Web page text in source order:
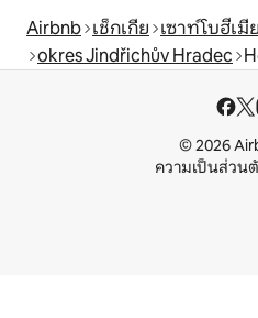
Airbnb เช็กเกีย เซาท์โบฮีเมีย
okres Jindřichův Hradec
© 2026
ความเป็นส่วน